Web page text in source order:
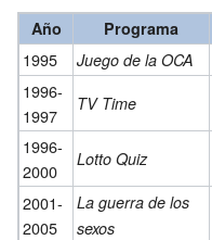
Año Programa
1995 Juego de la OCA
1996-
1997
TV Time
1996-
2000
Lotto Quiz
2001-
2005
La guerra de los
sexos